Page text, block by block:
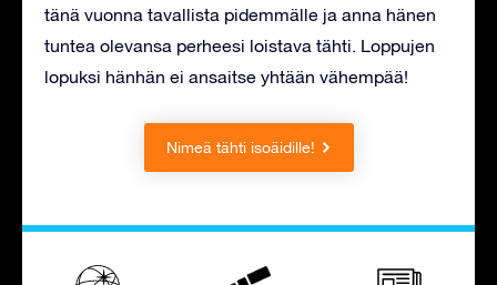
tänä vuonna tavallista pidemmälle ja anna hänen
tuntea olevansa perheesi loistava tähti. Loppujen
lopuksi hänhän ei ansaitse yhtään vähempää!
Nimeä tähti isoäidille!